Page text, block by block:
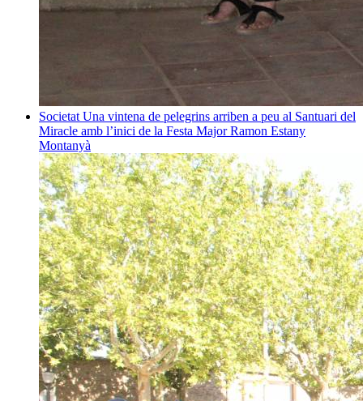
Societat Una vintena de pelegrins arriben a peu al Santuari del
Miracle amb l’inici de la Festa MajorRamon Estany
Montanyà